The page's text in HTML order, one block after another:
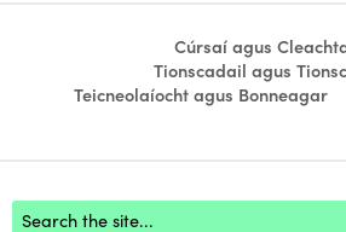
Cúrsaí agus
Tionscadail agus
Teicneolaíocht agus Bonneagar
Footer search